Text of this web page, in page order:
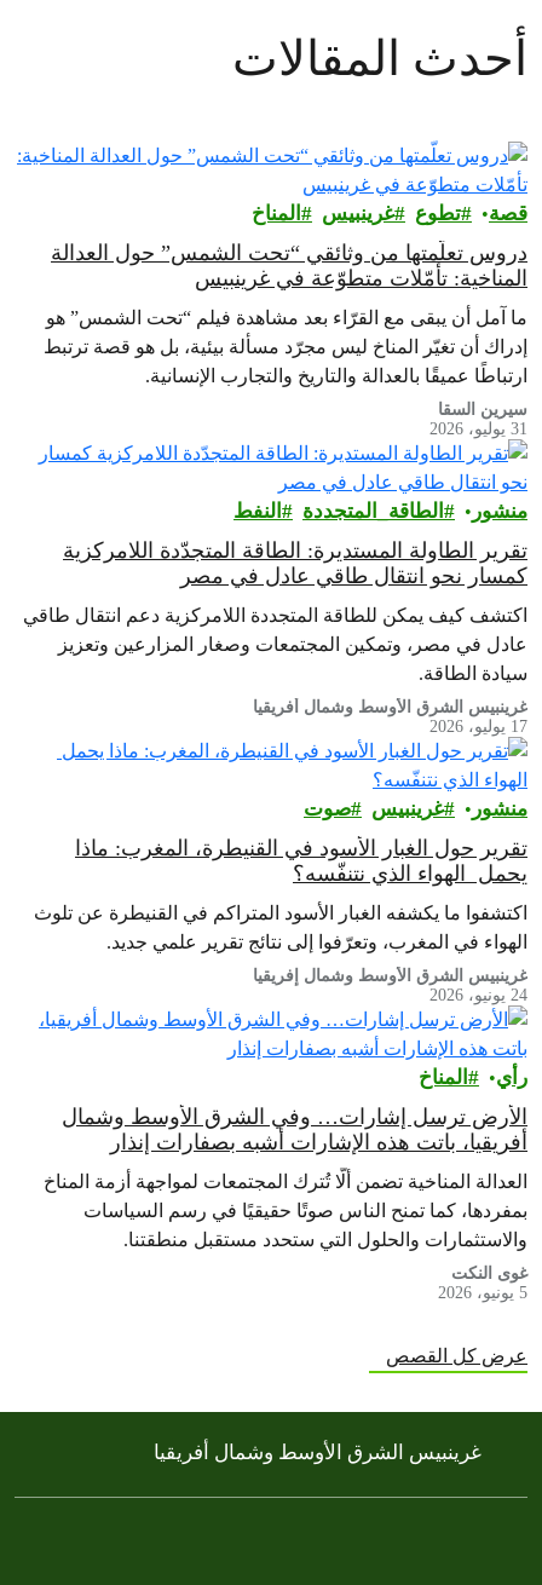
أحدث المقالات
قصة تطوع غرينبيس‎ المناخ
دروس تعلّمتها من وثائقي “تحت الشمس” حول العدالة
المناخية: تأمّلات متطوّعة في غرينبيس
ما آمل أن يبقى مع القرّاء بعد مشاهدة فيلم “تحت الشمس” هو
إدراك أن تغيّر المناخ ليس مجرّد مسألة بيئية، بل هو قصة ترتبط
ارتباطًا عميقًا بالعدالة والتاريخ والتجارب الإنسانية.
سيرين السقا
31 يوليو، 2026
منشور الطاقة_المتجددة النفط
تقرير الطاولة المستديرة: الطاقة المتجدّدة اللامركزية
كمسار نحو انتقال طاقي عادل في مصر
اكتشف كيف يمكن للطاقة المتجددة اللامركزية دعم انتقال طاقي
عادل في مصر، وتمكين المجتمعات وصغار المزارعين وتعزيز
سيادة الطاقة.
غرينبيس الشرق الأوسط وشمال أفريقيا
17 يوليو، 2026
منشور غرينبيس‎ صوت
تقرير حول الغبار الأسود في القنيطرة، المغرب: ماذا
يحمل الهواء الذي نتنفّسه؟
اكتشفوا ما يكشفه الغبار الأسود المتراكم في القنيطرة عن تلوث
الهواء في المغرب، وتعرّفوا إلى نتائج تقرير علمي جديد.
غرينبيس الشرق الأوسط وشمال إفريقيا
24 يونيو، 2026
رأي‎ المناخ
الأرض ترسل إشارات… وفي الشرق الأوسط وشمال
أفريقيا، باتت هذه الإشارات أشبه بصفارات إنذار
العدالة المناخية تضمن ألّا تُترك المجتمعات لمواجهة أزمة المناخ
بمفردها، كما تمنح الناس صوتًا حقيقيًا في رسم السياسات
والاستثمارات والحلول التي ستحدد مستقبل منطقتنا.
غوى النكت
5 يونيو، 2026
عرض كل القصص